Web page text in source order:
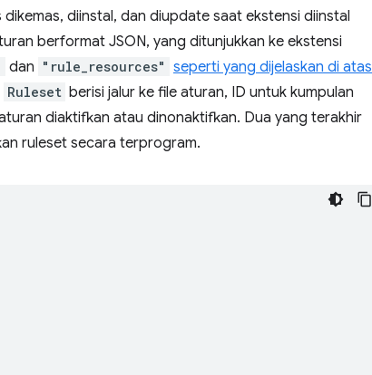
diinstal, dan diupdate saat ekstensi diinstal
berformat JSON, yang ditunjukkan ke ekstensi
dan "rule_resources" seperti yang dijelaskan di atas
Ruleset berisi jalur ke file aturan, ID untuk kumpulan
diaktifkan atau dinonaktifkan. Dua yang terakhir
ruleset secara terprogram.